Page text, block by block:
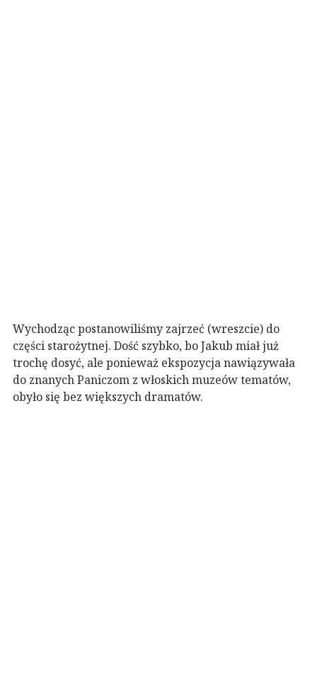
Wychodząc postanowiliśmy zajrzeć (wreszcie) do
części starożytnej. Dość szybko, bo Jakub miał już
trochę dosyć, ale ponieważ ekspozycja nawiązywała
do znanych Paniczom z włoskich muzeów tematów,
obyło się bez większych dramatów.